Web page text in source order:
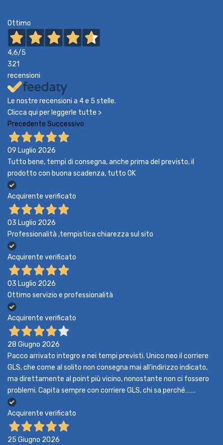
Ottimo
4,6/5
321
recensioni
Le nostre recensioni a 4 e 5 stelle.
Clicca qui per leggerle tutte >
Precedente Successivo
09 Luglio 2026
Tutto bene, tempi di consegna, anche prima del previsto, il
prodotto con buona scadenza, tutto OK
Acquirente verificato
03 Luglio 2026
Professionalità ,tempistica chiarezza sul sito
Acquirente verificato
03 Luglio 2026
Ottimo servizio e professionalità
Acquirente verificato
28 Giugno 2026
Pacco arrivato integro e nei tempi previsti. Unico neo il corriere
GLS, che come al solito non consegna mai all’indirizzo indicato,
ma direttamente al point più vicino, nonostante non ci fossero
problemi. Capita sempre con corriere GLS, chi sa perché…….
Acquirente verificato
25 Giugno 2026